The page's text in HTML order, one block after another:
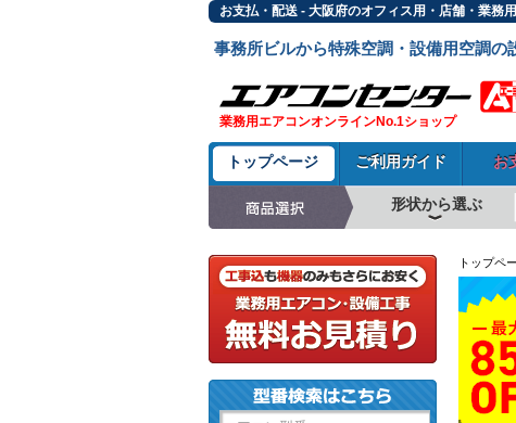
お支払・配送 - 大阪府のオフィス用・店舗・業務
事務所ビルから特殊空調・設備用空調の
業務用エアコンオンラインNo.1ショップ
トップページ ご利用ガイド お
形状から選ぶ
トップペ